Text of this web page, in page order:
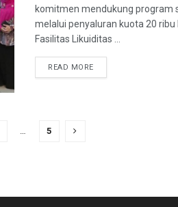
komitmen mendukung program
melalui penyaluran kuota 20
Fasilitas Likuiditas ...
READ MOREDETAILS
… 5